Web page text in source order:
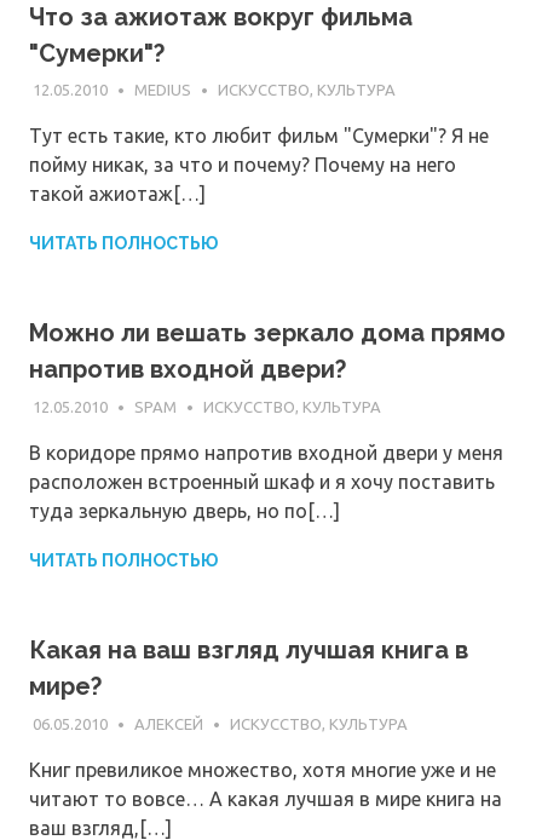
Что за ажиотаж вокруг фильма
"Сумерки"?
12.05.2010 MEDIUS ИСКУССТВО, КУЛЬТУРА
Тут есть такие, кто любит фильм "Сумерки"? Я не
пойму никак, за что и почему? Почему на него
такой ажиотаж[…]
ЧИТАТЬ ПОЛНОСТЬЮ
Можно ли вешать зеркало дома прямо
напротив входной двери?
12.05.2010 SPAM ИСКУССТВО, КУЛЬТУРА
В коридоре прямо напротив входной двери у меня
расположен встроенный шкаф и я хочу поставить
туда зеркальную дверь, но по[…]
ЧИТАТЬ ПОЛНОСТЬЮ
Какая на ваш взгляд лучшая книга в
мире?
06.05.2010 АЛЕКСЕЙ ИСКУССТВО, КУЛЬТУРА
Книг превиликое множество, хотя многие уже и не
читают то вовсе… А какая лучшая в мире книга на
ваш взгляд,[…]